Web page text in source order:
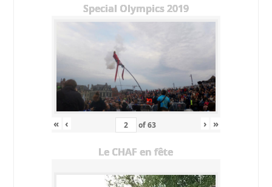
Special Olympics 2019
« ‹ of63 › »
Le CHAF en fête